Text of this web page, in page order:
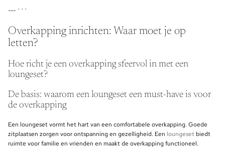
--- ```
Overkapping inrichten: Waar moet je op
letten?
Hoe richt je een overkapping sfeervol in met een
loungeset?
De basis: waarom een loungeset een must-have is voor
de overkapping
Een loungeset vormt het hart van een comfortabele overkapping. Goede
zitplaatsen zorgen voor ontspanning en gezelligheid. Een loungeset biedt
ruimte voor familie en vrienden en maakt de overkapping functioneel.